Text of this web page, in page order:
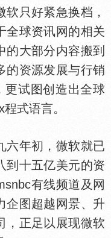
只好紧急换档，
全球资讯网的相关
的大部分内容搬到
的资源发展与行销
更试图创造出全球
式语言。
年初，微软就已
到十五亿美元的资
有线频道及网
企图超越网景、升
，正足以展现微软